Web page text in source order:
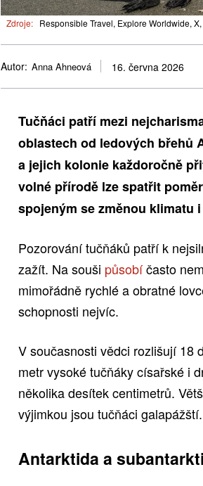
Zdroje: Responsible Travel, Explore Worldwide,
Autor: Anna Ahneová 16. června 2026
Tučňáci patří mezi
oblastech od ledových břehů
a jejich kolonie každoročně
volné přírodě lze spatřit
spojeným se změnou klimatu
Pozorování tučňáků patří k
zažít. Na souši působíčasto
mimořádně rychlé a obratné
schopnosti nejvíc.
V současnosti vědci rozlišují 18
metr vysoké tučňáky císařské i
několika desítek centimetrů.
výjimkou jsou tučňáci galapážští.
Antarktida a